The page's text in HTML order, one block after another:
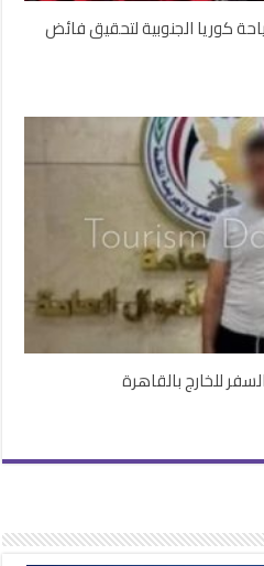
كوريا الجنوبية لتحقيق فائض
للخارج بالقاهرة